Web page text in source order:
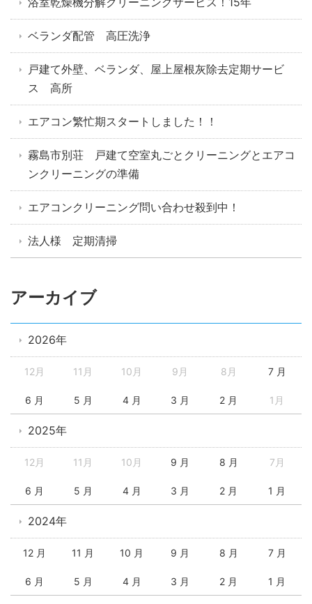
ベランダ配管 高圧洗浄
戸建て外壁、ベランダ、屋上屋根灰除去定期サービ
ス 高所
エアコン繁忙期スタートしました！！
霧島市別荘 戸建て空室丸ごとクリーニングとエアコ
ンクリーニングの準備
エアコンクリーニング問い合わせ殺到中！
法人様 定期清掃
アーカイブ
2026年
12月 11月 10月 9月 8月 7 月
6 月 5 月 4 月 3 月 2 月 1月
2025年
12月 11月 10月 9 月 8 月 7月
6 月 5 月 4 月 3 月 2 月 1 月
2024年
12 月 11 月 10 月 9 月 8 月 7 月
6 月 5 月 4 月 3 月 2 月 1 月